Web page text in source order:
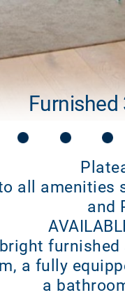
all amenities
and
a fully
a